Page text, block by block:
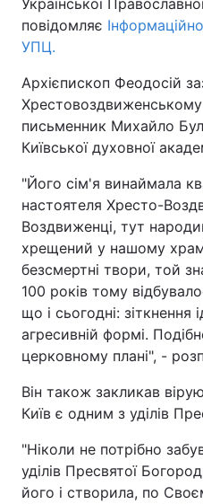
Української
повідомляє
УПЦ.
Архієпископ Феодосій
письменник Михайло
Київської духовної
"Його сім'я винаймала
настоятеля Хресто-
Воздвиженці, тут
хрещений у нашому
безсмертні твори, той
100 років тому
що і сьогодні: зіткнення
агресивній формі.
церковному плані", -
Він також закликав
Київ є одним з уділів
"Ніколи не потрібно
уділів Пресвятої
його і створила, по